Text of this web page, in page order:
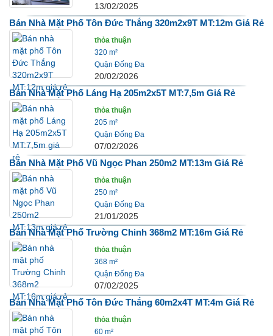
13/02/2025
Bán Nhà Mặt Phố Tôn Đức Thắng 320m2x9T MT:12m Giá Rẻ
thỏa thuận
320 m²
Quận Đống Đa
20/02/2026
Bán Nhà Mặt Phố Láng Hạ 205m2x5T MT:7,5m Giá Rẻ
thỏa thuận
205 m²
Quận Đống Đa
07/02/2026
Bán Nhà Mặt Phố Vũ Ngọc Phan 250m2 MT:13m Giá Rẻ
thỏa thuận
250 m²
Quận Đống Đa
21/01/2025
Bán Nhà Mặt Phố Trường Chinh 368m2 MT:16m Giá Rẻ
thỏa thuận
368 m²
Quận Đống Đa
07/02/2025
Bán Nhà Mặt Phố Tôn Đức Thắng 60m2x4T MT:4m Giá Rẻ
thỏa thuận
60 m²